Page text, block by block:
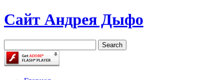
Сайт Андрея Дыфо